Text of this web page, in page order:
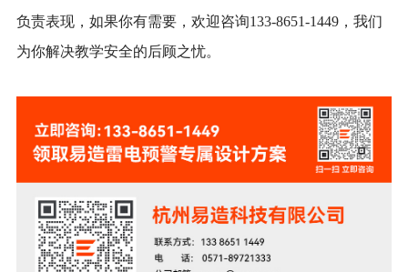
负责表现，如果你有需要，欢迎咨询133-8651-1449，我们
为你解决教学安全的后顾之忧。